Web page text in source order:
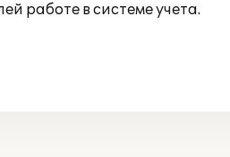
работе в системе учета.